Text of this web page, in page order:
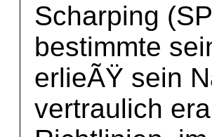
Scharping
bestimmte
erlieÃŸ sein
vertraulich